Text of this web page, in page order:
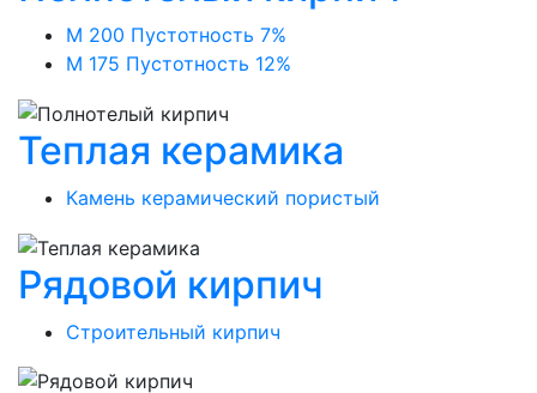
М 200 Пустотность 7%
М 175 Пустотность 12%
Теплая керамика
Камень керамический пористый
Рядовой кирпич
Строительный кирпич